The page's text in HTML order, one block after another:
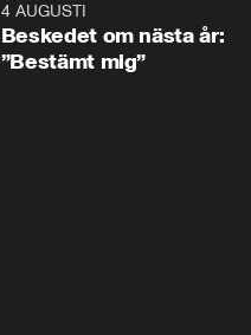
4 AUGUSTI
Beskedet om nästa år:
”Bestämt mig”